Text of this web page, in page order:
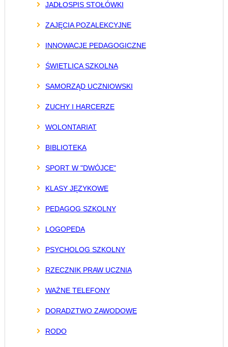
JADŁOSPIS STOŁÓWKI
ZAJĘCIA POZALEKCYJNE
INNOWACJE PEDAGOGICZNE
ŚWIETLICA SZKOLNA
SAMORZĄD UCZNIOWSKI
ZUCHY I HARCERZE
WOLONTARIAT
BIBLIOTEKA
SPORT W "DWÓJCE"
KLASY JĘZYKOWE
PEDAGOG SZKOLNY
LOGOPEDA
PSYCHOLOG SZKOLNY
RZECZNIK PRAW UCZNIA
WAŻNE TELEFONY
DORADZTWO ZAWODOWE
RODO